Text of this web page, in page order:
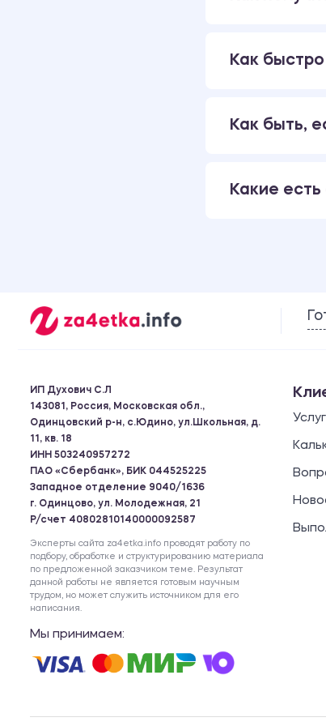
Как быстро
Как быть,
Какие
ИП Духович С.Л
143081, Россия, Московская обл.,
Одинцовский р-н, с.Юдино, ул.Школьная, д.
11, кв. 18
ИНН 503240957272
ПАО «Сбербанк», БИК 044525225
Западное отделение 9040/1636
г. Одинцово, ул. Молодежная, 21
Р/счет 40802810140000092587
Эксперты сайта za4etka.info проводят работу по
подбору, обработке и структурированию материала
по предложенной заказчиком теме. Результат
данной работы не является готовым научным
трудом, но может служить источником для его
написания.
Мы принимаем: